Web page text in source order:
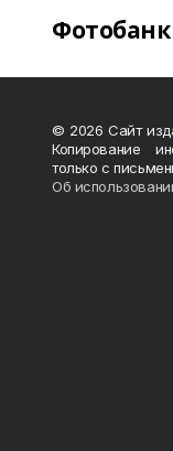
© 2026 Сайт
Копирование
только с
Об